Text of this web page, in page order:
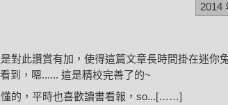
2014
對此讚賞有加，使得這篇文章長時間掛在迷你
到，嗯...... 這是精校完善了的~
的，平時也喜歡讀書看報，so...[……]